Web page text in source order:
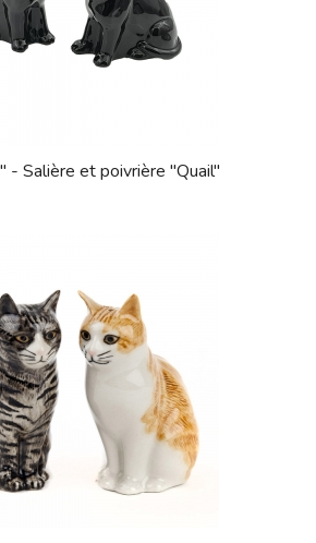
- Salière et poivrière "Quail"